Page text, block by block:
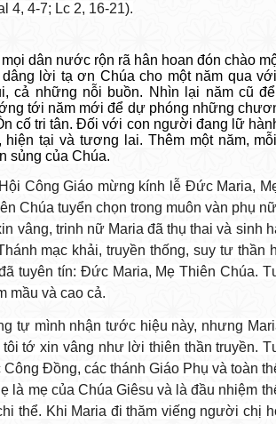
4, 4-7; Lc 2, 16-21).
mọi dân nước rộn rã hân hoan đón chào
lời tạ ơn Chúa cho một năm qua
cả những nỗi buồn. Nhìn lại năm cũ
tới năm mới để dự phóng những
cố tri tân. Đối với con người đang lữ
hiện tại và tương lai. Thêm một năm,
sủng của Chúa.
Công Giáo mừng kính lễ Đức Maria,
Chúa tuyển chọn trong muôn vàn phụ
vâng, trinh nữ Maria đã thụ thai và sinh
mạc khải, truyền thống, suy tư thần
tuyên tín: Đức Maria, Mẹ Thiên Chúa.
mầu và cao cả.
tự mình nhận tước hiệu này, nhưng
tớ xin vâng như lời thiên thần truyền.
Đồng, các thánh Giáo Phụ và toàn
là mẹ của Chúa Giêsu và là đầu nhiệm
thể. Khi Maria đi thăm viếng người chị